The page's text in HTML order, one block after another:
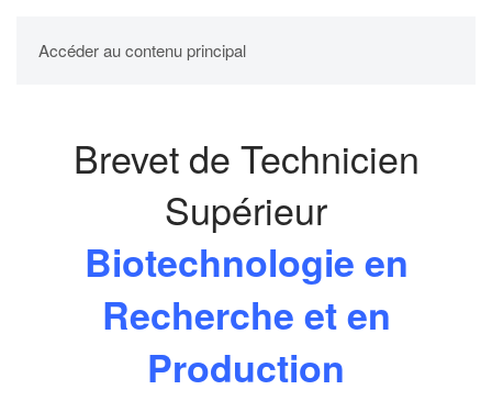
Accéder au contenu principal
UPBM
Brevet de Technicien
Supérieur
Biotechnologie en
Recherche et en
Production